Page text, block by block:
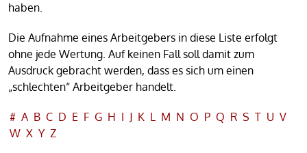
haben.
Die Aufnahme eines Arbeitgebers in diese Liste erfolgt
ohne jede Wertung. Auf keinen Fall soll damit zum
Ausdruck gebracht werden, dass es sich um einen
„schlechten“ Arbeitgeber handelt.
# A B C D E F G H I J K L M N O P Q R S T U V
W X Y Z